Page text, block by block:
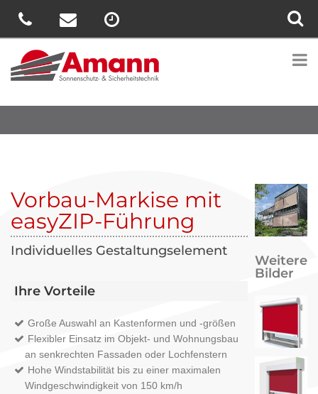
Vorbau-Markise mit
easyZIP-Führung
Individuelles Gestaltungselement
Ihre Vorteile
Große Auswahl an Kastenformen und -größen
Flexibler Einsatz im Objekt- und Wohnungsbau
an senkrechten Fassaden oder Lochfenstern
Hohe Windstabilität bis zu einer maximalen
Windgeschwindigkeit von 150 km/h
Weitere
Bilder